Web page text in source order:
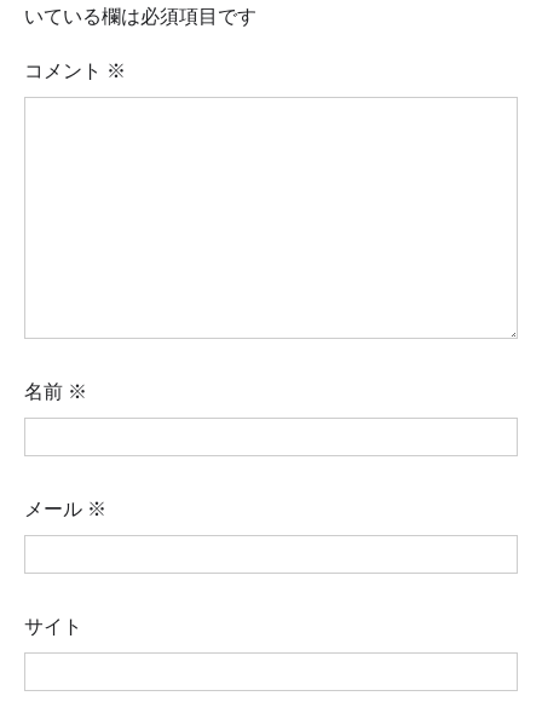
いている欄は必須項目です
コメント ※
名前 ※
メール ※
サイト